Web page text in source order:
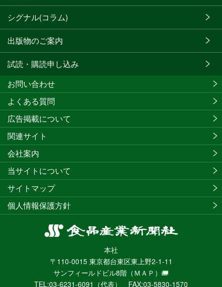
シグナル(コラム)
出版物のご案内
試読・購読申し込み
食
産
業
新
本社
〒110-0015 東京都台東区東上野2-1-11
サンフィールドビル8階 （ＭＡＰ）
TEL:03-6231-6091（代表） FAX:03-5830-1570
お問い合わせ
よくある質問
広告掲載について
関連サイト
会社案内
当サイトについて
サイトマップ
個人情報保護方針